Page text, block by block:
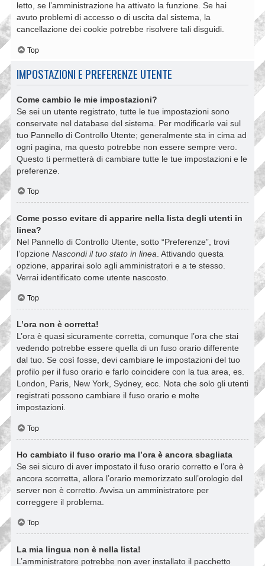
letto, se l’amministrazione ha attivato la funzione. Se hai
avuto problemi di accesso o di uscita dal sistema, la
cancellazione dei cookie potrebbe risolvere tali disguidi.
Top
IMPOSTAZIONI E PREFERENZE UTENTE
Come cambio le mie impostazioni?
Se sei un utente registrato, tutte le tue impostazioni sono
conservate nel database del sistema. Per modificarle vai sul
tuo Pannello di Controllo Utente; generalmente sta in cima ad
ogni pagina, ma questo potrebbe non essere sempre vero.
Questo ti permetterà di cambiare tutte le tue impostazioni e le
preferenze.
Top
Come posso evitare di apparire nella lista degli utenti in
linea?
Nel Pannello di Controllo Utente, sotto “Preferenze”, trovi
l’opzione Nascondi il tuo stato in linea . Attivando questa
opzione, apparirai solo agli amministratori e a te stesso.
Verrai identificato come utente nascosto.
Top
L’ora non è corretta!
L’ora è quasi sicuramente corretta, comunque l’ora che stai
vedendo potrebbe essere quella di un fuso orario differente
dal tuo. Se così fosse, devi cambiare le impostazioni del tuo
profilo per il fuso orario e farlo coincidere con la tua area, es.
London, Paris, New York, Sydney, ecc. Nota che solo gli utenti
registrati possono cambiare il fuso orario e molte
impostazioni.
Top
Ho cambiato il fuso orario ma l’ora è ancora sbagliata
Se sei sicuro di aver impostato il fuso orario corretto e l’ora è
ancora scorretta, allora l’orario memorizzato sull’orologio del
server non è corretto. Avvisa un amministratore per
correggere il problema.
Top
La mia lingua non è nella lista!
L’amministratore potrebbe non aver installato il pacchetto